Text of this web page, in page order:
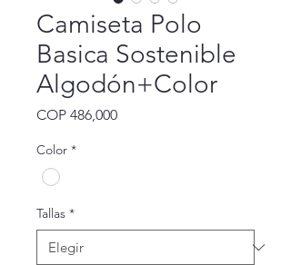
Camiseta Polo
Basica Sostenible
Algodón+Color
COP 486,000Precio
Color *
Tallas *